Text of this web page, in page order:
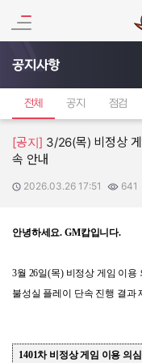
공지사항
전체 공지 점검
[공지] 3/26(목) 비정상
속 안내
작성일:
2026.03.26 17:51
조회수: 641
안녕하세요. GM캅입니다.
3월 26일(목) 비정상 게임 이용
불성실 플레이 단속 진행 결과
1401차 비정상 게임 이용 의